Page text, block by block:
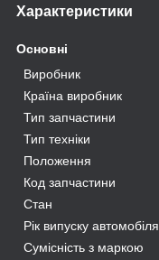
Характеристики
Основні
Виробник
Країна виробник
Тип запчастини
Тип техніки
Положення
Код запчастини
Стан
Рік випуску автомобіля
Сумісність з маркою